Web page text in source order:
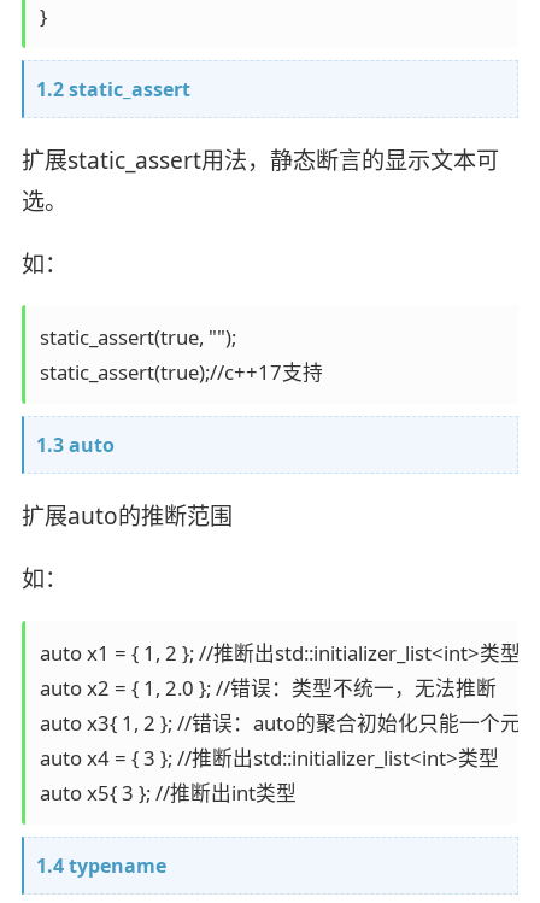
}
1.2 static_assert
扩展static_assert用法，静态断言的显示文本可
选。
如：
static_assert(true, "");
1.3 auto
扩展auto的推断范围
如：
auto x1 = { 1, 2 }; //推断出std::initializer_list<int>类型
auto x2 = { 1, 2.0 }; //错误：类型不统一，无法推断
auto x3{ 1, 2 }; //错误：auto的聚合初始化只能一个元素
auto x4 = { 3 }; //推断出std::initializer_list<int>类型
1.4 typename